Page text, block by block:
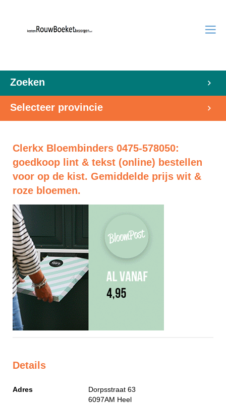
Zoeken
Selecteer provincie
Clerkx Bloembinders 0475-578050:
goedkoop lint & tekst (online) bestellen
voor op de kist. Gemiddelde prijs wit &
roze bloemen.
Details
Adres
Dorpsstraat 63
6097AM Heel